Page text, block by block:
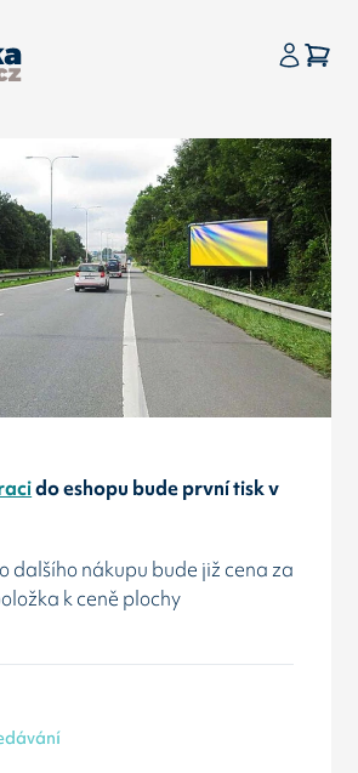
do eshopu bude první tisk v
dalšího nákupu bude již cena za
k ceně plochy